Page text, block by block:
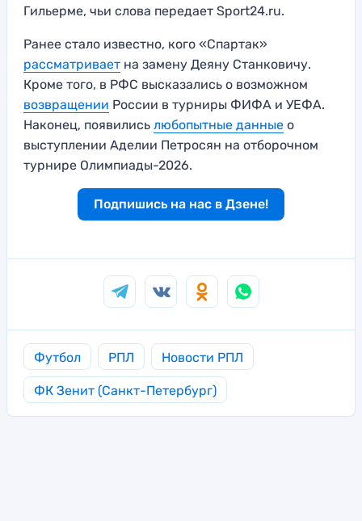
Гильерме, чьи слова передает Sport24.ru.
Ранее стало известно, кого «Спартак»
рассматривает на замену Деяну Станковичу.
Кроме того, в РФС высказались о возможном
возвращении России в турниры ФИФА и УЕФА.
Наконец, появились любопытные данные о
выступлении Аделии Петросян на отборочном
турнире Олимпиады-2026.
Подпишись на нас в Дзене!
Футбол РПЛ Новости РПЛ
ФК Зенит (Санкт-Петербург)